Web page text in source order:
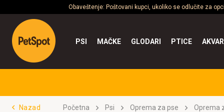
Obaveštenje: Poštovani kupci, ukoliko se odlučite za
PSI MAČKE GLODARI PTICE
Nazad Početna Psi Oprema za pse Oprema